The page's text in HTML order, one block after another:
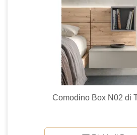
Comodino Box N02 di